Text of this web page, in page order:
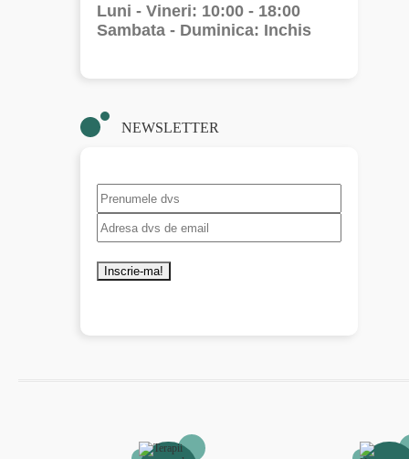
Luni - Vineri: 10:00 - 18:00
Sambata - Duminica: Inchis
NEWSLETTER